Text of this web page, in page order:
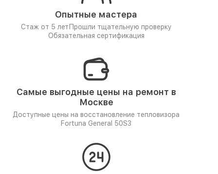
Опытные мастера
Стаж от 5 лет Прошли тщательную проверку
Обязательная сертификация
Самые выгодные цены на ремонт в
Москве
Доступные цены на восстановление тепловизора
Fortuna General 50S3